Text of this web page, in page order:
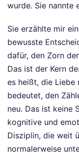
wurde. Sie nannte
Sie erzählte mir
bewusste
dafür, den Zorn
Das ist der Kern
es heißt, die Liebe
bedeutet, den
neu. Das ist keine
kognitive und
Disziplin, die weit
normalerweise